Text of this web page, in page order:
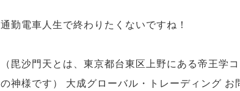
通勤電車人生で終わりたくないですね！
（毘沙門天とは、東京都台東区上野にある帝王学
の神様です） 大成グローバル・トレーディング お